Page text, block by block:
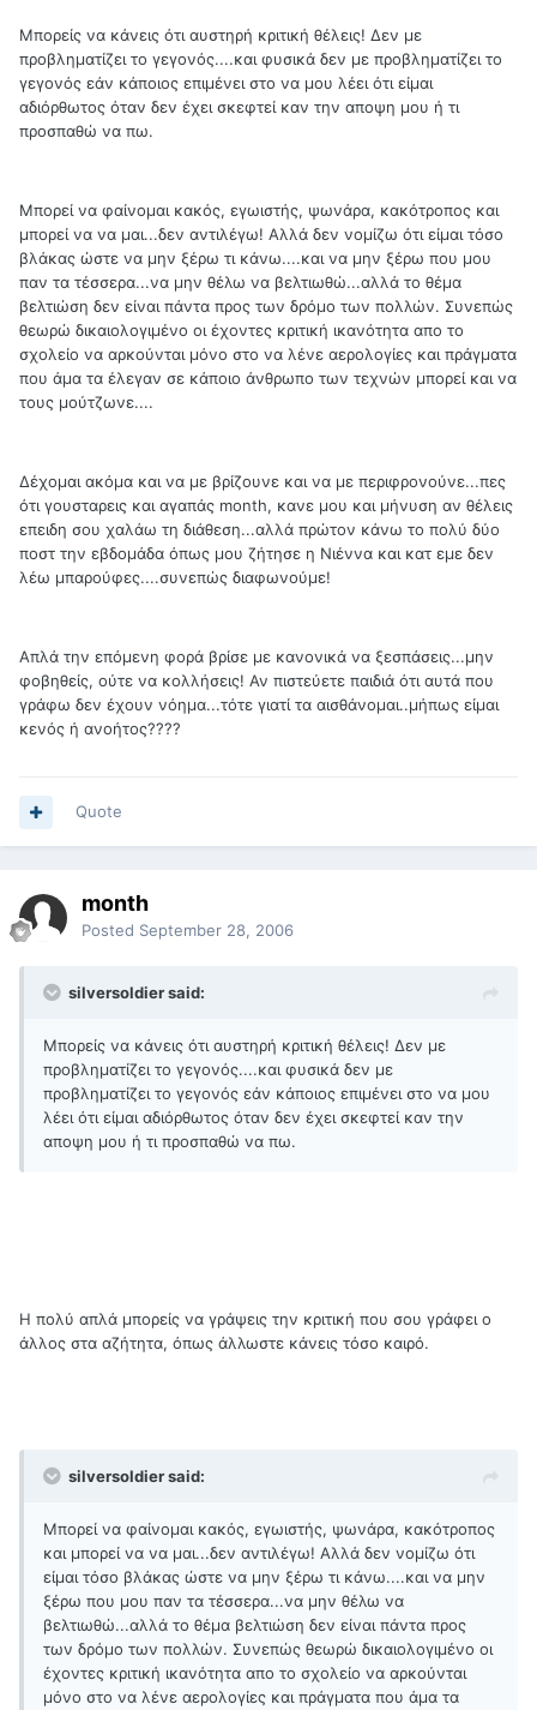
Μπορείς να κάνεις ότι αυστηρή κριτική θέλεις! Δεν με
προβληματίζει το γεγονός....και φυσικά δεν με προβληματίζει το
γεγονός εάν κάποιος επιμένει στο να μου λέει ότι είμαι
αδιόρθωτος όταν δεν έχει σκεφτεί καν την αποψη μου ή τι
προσπαθώ να πω.
Μπορεί να φαίνομαι κακός, εγωιστής, ψωνάρα, κακότροπος και
μπορεί να να μαι...δεν αντιλέγω! Αλλά δεν νομίζω ότι είμαι τόσο
βλάκας ώστε να μην ξέρω τι κάνω....και να μην ξέρω που μου
παν τα τέσσερα...να μην θέλω να βελτιωθώ...αλλά το θέμα
βελτιώση δεν είναι πάντα προς των δρόμο των πολλών. Συνεπώς
θεωρώ δικαιολογιμένο οι έχοντες κριτική ικανότητα απο το
σχολείο να αρκούνται μόνο στο να λένε αερολογίες και πράγματα
που άμα τα έλεγαν σε κάποιο άνθρωπο των τεχνών μπορεί και να
τους μούτζωνε....
Δέχομαι ακόμα και να με βρίζουνε και να με περιφρονούνε...πες
ότι γουσταρεις και αγαπάς month, κανε μου και μήνυση αν θέλεις
επειδη σου χαλάω τη διάθεση...αλλά πρώτον κάνω το πολύ δύο
ποστ την εβδομάδα όπως μου ζήτησε η Νιέννα και κατ εμε δεν
λέω μπαρούφες....συνεπώς διαφωνούμε!
Απλά την επόμενη φορά βρίσε με κανονικά να ξεσπάσεις...μην
φοβηθείς, ούτε να κολλήσεις! Αν πιστεύετε παιδιά ότι αυτά που
γράφω δεν έχουν νόημα...τότε γιατί τα αισθάνομαι..μήπως είμαι
κενός ή ανοήτος????
Quote
month
Posted September 28, 2006
silversoldier said:
Μπορείς να κάνεις ότι αυστηρή κριτική θέλεις! Δεν με
προβληματίζει το γεγονός....και φυσικά δεν με
προβληματίζει το γεγονός εάν κάποιος επιμένει στο να μου
λέει ότι είμαι αδιόρθωτος όταν δεν έχει σκεφτεί καν την
αποψη μου ή τι προσπαθώ να πω.
Η πολύ απλά μπορείς να γράψεις την κριτική που σου γράφει ο
άλλος στα αζήτητα, όπως άλλωστε κάνεις τόσο καιρό.
silversoldier said:
Μπορεί να φαίνομαι κακός, εγωιστής, ψωνάρα, κακότροπος
και μπορεί να να μαι...δεν αντιλέγω! Αλλά δεν νομίζω ότι
είμαι τόσο βλάκας ώστε να μην ξέρω τι κάνω....και να μην
ξέρω που μου παν τα τέσσερα...να μην θέλω να
βελτιωθώ...αλλά το θέμα βελτιώση δεν είναι πάντα προς
των δρόμο των πολλών. Συνεπώς θεωρώ δικαιολογιμένο οι
έχοντες κριτική ικανότητα απο το σχολείο να αρκούνται
μόνο στο να λένε αερολογίες και πράγματα που άμα τα